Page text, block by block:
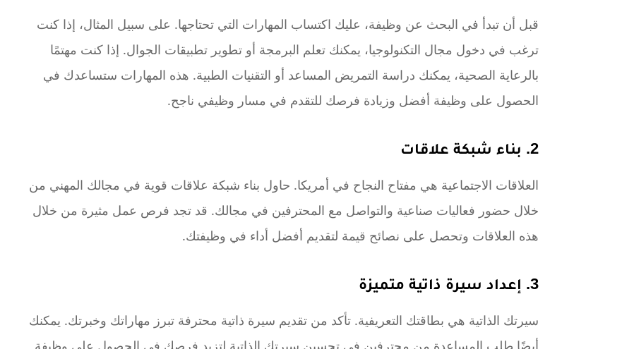
قبل أن تبدأ في البحث عن وظيفة، عليك اكتساب المهارات التي تحتاجها. على سبيل المثال، إذا كنت
ترغب في دخول مجال التكنولوجيا، يمكنك تعلم البرمجة أو تطوير تطبيقات الجوال. إذا كنت مهتمًا
بالرعاية الصحية، يمكنك دراسة التمريض المساعد أو التقنيات الطبية. هذه المهارات ستساعدك في
الحصول على وظيفة أفضل وزيادة فرصك للتقدم في مسار وظيفي ناجح.
2. بناء شبكة علاقات
العلاقات الاجتماعية هي مفتاح النجاح في أمريكا. حاول بناء شبكة علاقات قوية في مجالك المهني من
خلال حضور فعاليات صناعية والتواصل مع المحترفين في مجالك. قد تجد فرص عمل مثيرة من خلال
هذه العلاقات وتحصل على نصائح قيمة لتقديم أفضل أداء في وظيفتك.
3. إعداد سيرة ذاتية متميزة
سيرتك الذاتية هي بطاقتك التعريفية. تأكد من تقديم سيرة ذاتية محترفة تبرز مهاراتك وخبرتك. يمكنك
أيضًا طلب المساعدة من محترفين في تحسين سيرتك الذاتية لتزيد فرصك في الحصول على وظيفة